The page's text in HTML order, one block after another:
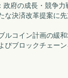
府の成長・競争力
な決済改革提案に
ルコイン計画の緩
びブロックチェー